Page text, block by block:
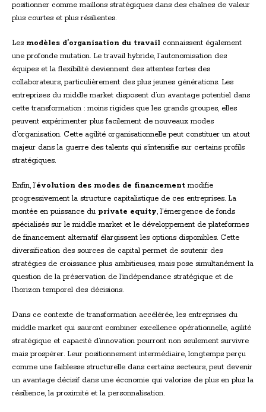
positionner comme maillons stratégiques dans des chaînes de valeur
plus courtes et plus résilientes.
Les modèles d’organisation du travail connaissent également
une profonde mutation. Le travail hybride, l’autonomisation des
équipes et la flexibilité deviennent des attentes fortes des
collaborateurs, particulièrement des plus jeunes générations. Les
entreprises du middle market disposent d’un avantage potentiel dans
cette transformation : moins rigides que les grands groupes, elles
peuvent expérimenter plus facilement de nouveaux modes
d’organisation. Cette agilité organisationnelle peut constituer un atout
majeur dans la guerre des talents qui s’intensifie sur certains profils
stratégiques.
Enfin, l’évolution des modes de financement modifie
progressivement la structure capitalistique de ces entreprises. La
montée en puissance du private equity, l’émergence de fonds
spécialisés sur le middle market et le développement de plateformes
de financement alternatif élargissent les options disponibles. Cette
diversification des sources de capital permet de soutenir des
stratégies de croissance plus ambitieuses, mais pose simultanément la
question de la préservation de l’indépendance stratégique et de
l’horizon temporel des décisions.
Dans ce contexte de transformation accélérée, les entreprises du
middle market qui sauront combiner excellence opérationnelle, agilité
stratégique et capacité d’innovation pourront non seulement survivre
mais prospérer. Leur positionnement intermédiaire, longtemps perçu
comme une faiblesse structurelle dans certains secteurs, peut devenir
un avantage décisif dans une économie qui valorise de plus en plus la
résilience, la proximité et la personnalisation.